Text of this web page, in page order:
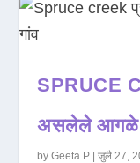
SPRUCE
असलेले आगळे
byGeeta P |जुलै 27,